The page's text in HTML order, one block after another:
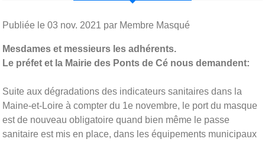
Publiée le 03 nov. 2021 par Membre Masqué
Mesdames et messieurs les adhérents.
Le préfet et la Mairie des Ponts de Cé nous demandent:
Suite aux dégradations des indicateurs sanitaires dans la
Maine-et-Loire à compter du 1e novembre, le port du masque
est de nouveau obligatoire quand bien même le passe
sanitaire est mis en place, dans les équipements municipaux